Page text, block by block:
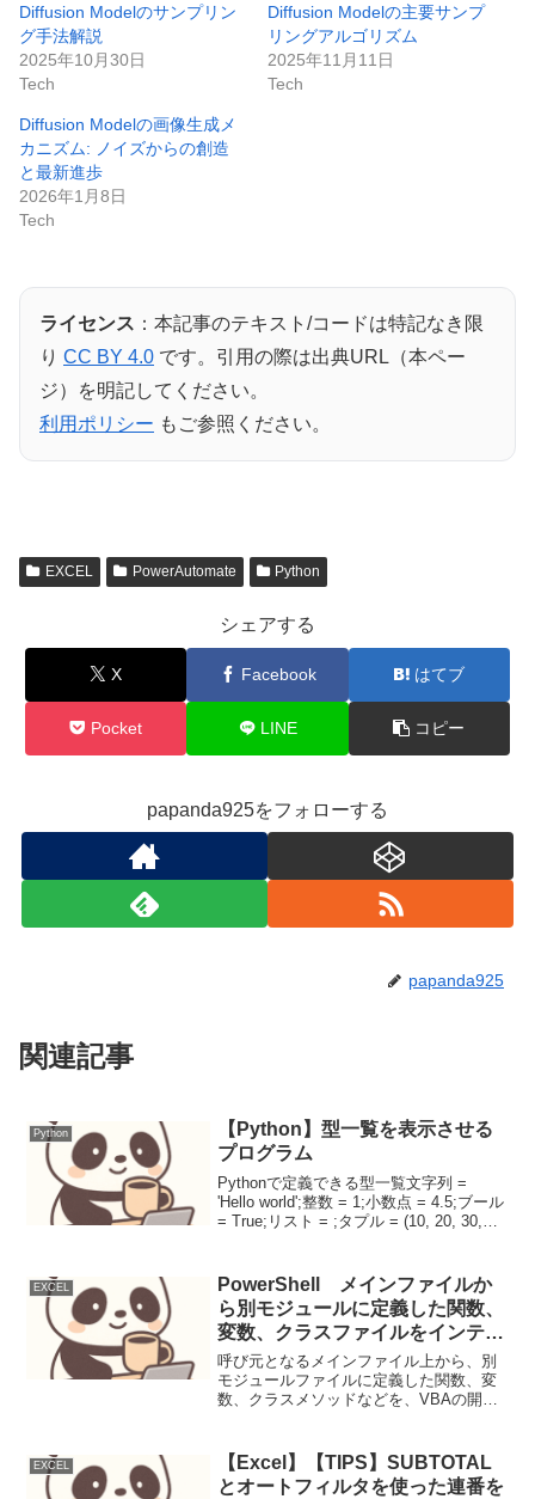
Diffusion Modelのサンプリン
グ手法解説
2025年10月30日
Tech
Diffusion Modelの主要サンプ
リングアルゴリズム
2025年11月11日
Tech
Diffusion Modelの画像生成メ
カニズム: ノイズからの創造
と最新進歩
2026年1月8日
Tech
ライセンス ：本記事のテキスト/コードは特記なき限
り CC BY 4.0 です。引用の際は出典URL（本ペー
ジ）を明記してください。
利用ポリシー もご参照ください。
EXCEL PowerAutomate Python
シェアする
X Facebook はてブ
Pocket LINE コピー
papanda925をフォローする
papanda925
関連記事
Python
【Python】型一覧を表示させる
プログラム
Pythonで定義できる型一覧文字列 =
'Hello world';整数 = 1;小数点 = 4.5;ブール
= True;リスト = ;タプル = (10, 20, 30,
EXCEL
PowerShell メインファイルか
ら別モジュールに定義した関数、
変数、クラスファイルをインテリ
センスで呼び出せるコーディング
手法
呼び元となるメインファイル上から、別
モジュールファイルに定義した関数、変
数、クラスメソッドなどを、VBAの開発
せる方法の一例例 以下、メインファイ
ル(Main.ps1)...
EXCEL
【Excel】【TIPS】SUBTOTAL
とオートフィルタを使った連番を